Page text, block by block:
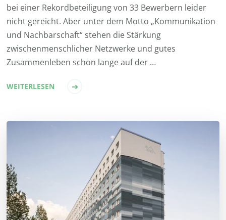
bei einer Rekordbeteiligung von 33 Bewerbern leider
nicht gereicht. Aber unter dem Motto „Kommunikation
und Nachbarschaft“ stehen die Stärkung
zwischenmenschlicher Netzwerke und gutes
Zusammenleben schon lange auf der …
WEITERLESEN